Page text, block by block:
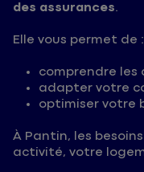
des assurances.
Elle vous permet de :
comprendre
adapter votre
optimiser votre
À Pantin, les
activité, votre